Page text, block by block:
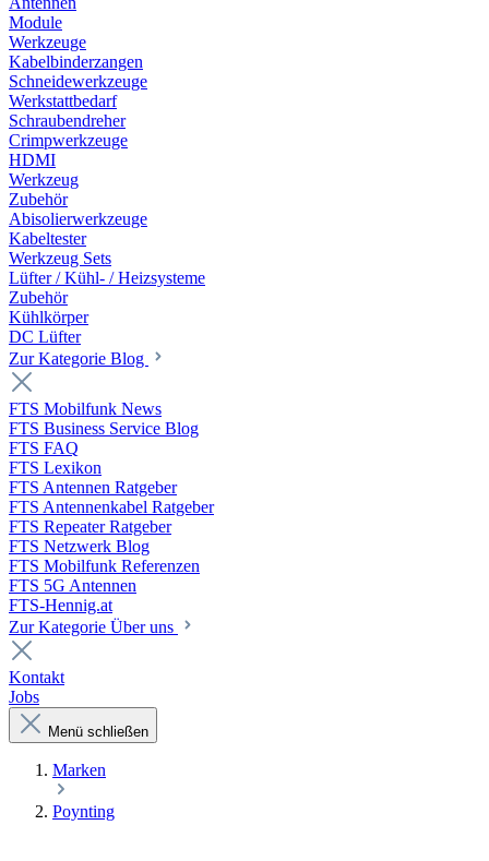
Module
Werkzeuge
Kabelbinderzangen
Schneidewerkzeuge
Werkstattbedarf
Schraubendreher
Crimpwerkzeuge
HDMI
Werkzeug
Zubehör
Abisolierwerkzeuge
Kabeltester
Werkzeug Sets
Lüfter / Kühl- / Heizsysteme
Zubehör
Kühlkörper
DC Lüfter
Zur Kategorie Blog
FTS Mobilfunk News
FTS Business Service Blog
FTS FAQ
FTS Lexikon
FTS Antennen Ratgeber
FTS Antennenkabel Ratgeber
FTS Repeater Ratgeber
FTS Netzwerk Blog
FTS Mobilfunk Referenzen
FTS 5G Antennen
FTS-Hennig.at
Zur Kategorie Über uns
Kontakt
Jobs
Menü schließen
Marken
Poynting